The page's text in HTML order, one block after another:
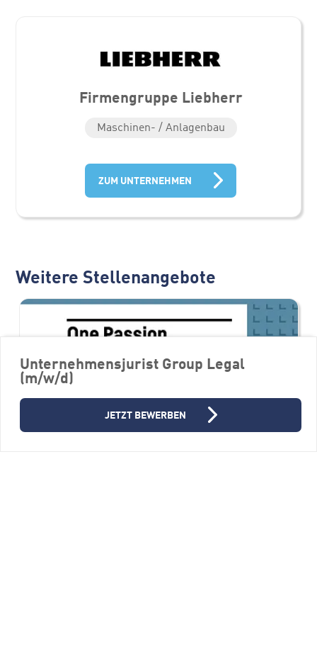
Unternehmensjurist Group Legal
(m/w/d)
JETZT BEWERBEN
Firmengruppe Liebherr
Maschinen- / Anlagenbau
ZUM UNTERNEHMEN
Weitere Stellenangebote